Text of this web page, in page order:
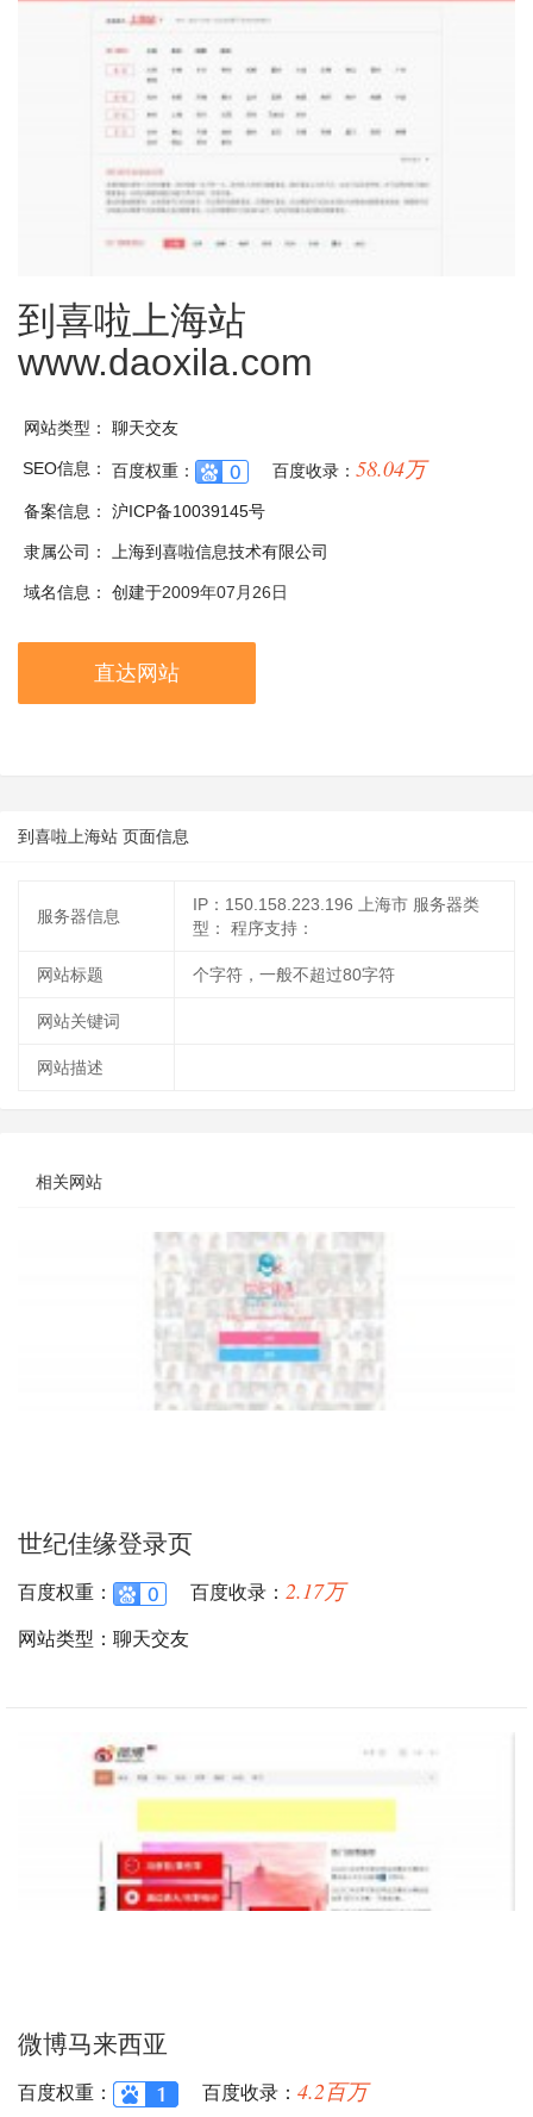
到喜啦上海站
www.daoxila.com
网站类型： 聊天交友
SEO信息： 百度权重： 百度收录： 58.04万
备案信息： 沪ICP备10039145号
隶属公司： 上海到喜啦信息技术有限公司
域名信息： 创建于2009年07月26日
直达网站
到喜啦上海站 页面信息
服务器信息
IP：150.158.223.196 上海市 服务器类
型：
程序支持：
网站标题 个字符，一般不超过80字符
网站关键词
网站描述
相关网站
世纪佳缘登录页
百度权重： 百度收录： 2.17万
网站类型：聊天交友
微博马来西亚
百度权重： 百度收录： 4.2百万